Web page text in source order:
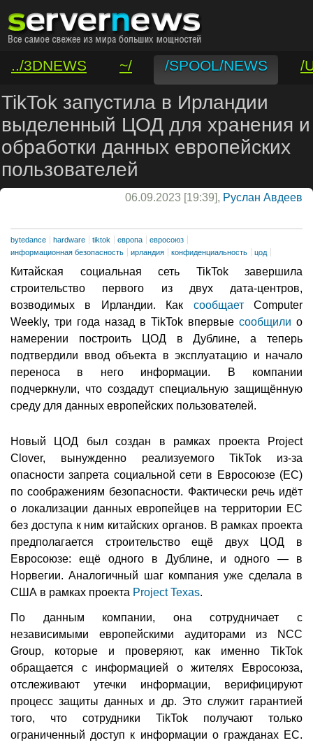
../3DNEWS ~/ /SPOOL/NEWS
/
/VAR/CONTACT
TikTok запустила в Ирландии
выделенный ЦОД для хранения и
обработки данных европейских
пользователей
06.09.2023 [19:39], Руслан Авдеев
bytedance hardware tiktok европа
евросоюз
информационная безопасность
ирландия конфиденциальность цод
Китайская социальная сеть TikTok завершила
строительство первого из двух дата-центров,
возводимых в Ирландии. Как сообщаетComputer
Weekly, три года назад в TikTok впервые сообщили о
намерении построить ЦОД в Дублине, а теперь
подтвердили ввод объекта в эксплуатацию и начало
переноса в него информации. В компании
подчеркнули, что создадут специальную защищённую
среду для данных европейских пользователей.
Новый ЦОД был создан в рамках проекта Project
Clover, вынужденно реализуемого TikTok из-за
опасности запрета социальной сети в Евросоюзе (ЕС)
по соображениям безопасности. Фактически речь идёт
о локализации данных европейцев на территории ЕС
без доступа к ним китайских органов. В рамках проекта
предполагается строительство ещё двух ЦОД в
Евросоюзе: ещё одного в Дублине, и одного — в
Норвегии. Аналогичный шаг компания уже сделала в
США в рамках проекта Project Texas.
По данным компании, она сотрудничает с
независимыми европейскими аудиторами из NCC
Group, которые и проверяют, как именно TikTok
обращается с информацией о жителях Евросоюза,
отслеживают утечки информации, верифицируют
процесс защиты данных и др. Это служит гарантией
того, что сотрудники TikTok получают только
ограниченный доступ к информации о гражданах ЕС.